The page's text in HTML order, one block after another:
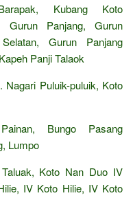
Kubang Koto
Gurun Panjang, Gurun
Gurun Panjang
Panji Talaok
Puluik-puluik, Koto
Bungo Pasang
Lumpo
Koto Nan Duo IV
IV Koto Hilie, IV Koto